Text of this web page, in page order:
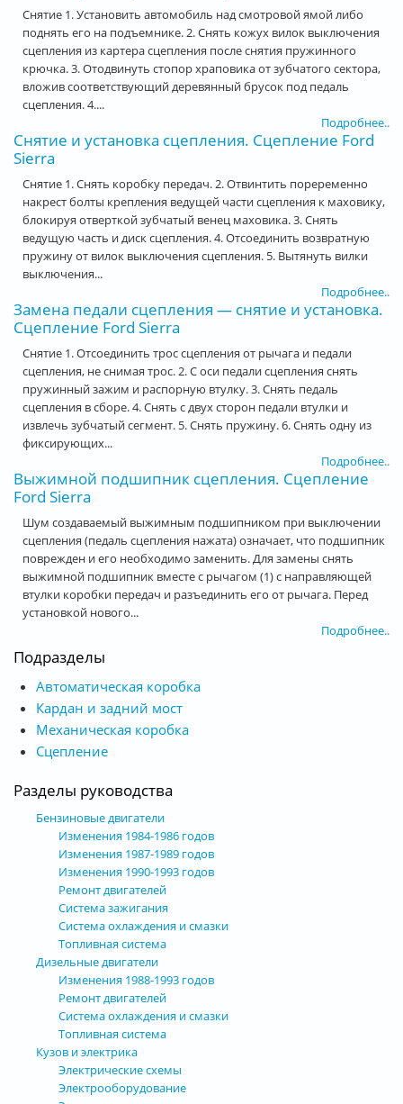
Снятие 1. Установить автомобиль над смотровой ямой либо
поднять его на подъемнике. 2. Снять кожух вилок выключения
сцепления из картера сцепления после снятия пружинного
крючка. 3. Отодвинуть стопор храповика от зубчатого сектора,
вложив соответствующий деревянный брусок под педаль
сцепления. 4....
Подробнее..
Снятие и установка сцепления. Сцепление Ford
Sierra
Снятие 1. Снять коробку передач. 2. Отвинтить пореременно
накрест болты крепления ведущей части сцепления к маховику,
блокируя отверткой зубчатый венец маховика. 3. Снять
ведущую часть и диск сцепления. 4. Отсоединить возвратную
пружину от вилок выключения сцепления. 5. Вытянуть вилки
выключения...
Подробнее..
Замена педали сцепления — снятие и установка.
Сцепление Ford Sierra
Снятие 1. Отсоединить трос сцепления от рычага и педали
сцепления, не снимая трос. 2. С оси педали сцепления снять
пружинный зажим и распорную втулку. 3. Снять педаль
сцепления в сборе. 4. Снять с двух сторон педали втулки и
извлечь зубчатый сегмент. 5. Снять пружину. 6. Снять одну из
фиксирующих...
Подробнее..
Выжимной подшипник сцепления. Сцепление
Ford Sierra
Шум создаваемый выжимным подшипником при выключении
сцепления (педаль сцепления нажата) означает, что подшипник
поврежден и его необходимо заменить. Для замены снять
выжимной подшипник вместе с рычагом (1) с направляющей
втулки коробки передач и разъединить его от рычага. Перед
установкой нового...
Подробнее..
Подразделы
Автоматическая коробка
Кардан и задний мост
Механическая коробка
Сцепление
Разделы руководства
Бензиновые двигатели
Изменения 1984-1986 годов
Изменения 1987-1989 годов
Изменения 1990-1993 годов
Ремонт двигателей
Система зажигания
Система охлаждения и смазки
Топливная система
Дизельные двигатели
Изменения 1988-1993 годов
Ремонт двигателей
Система охлаждения и смазки
Топливная система
Кузов и электрика
Электрические схемы
Электрооборудование